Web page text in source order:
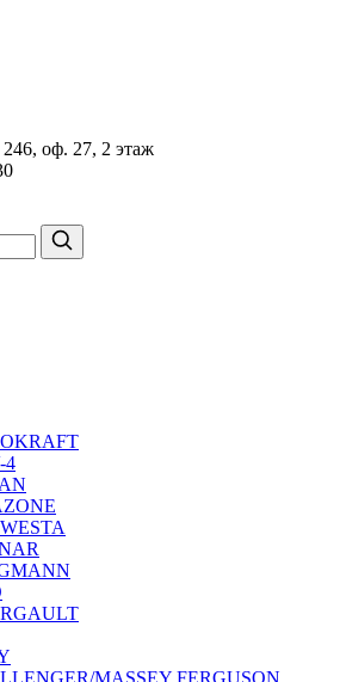
оф. 27, 2 этаж
4
MASSEY FERGUSON